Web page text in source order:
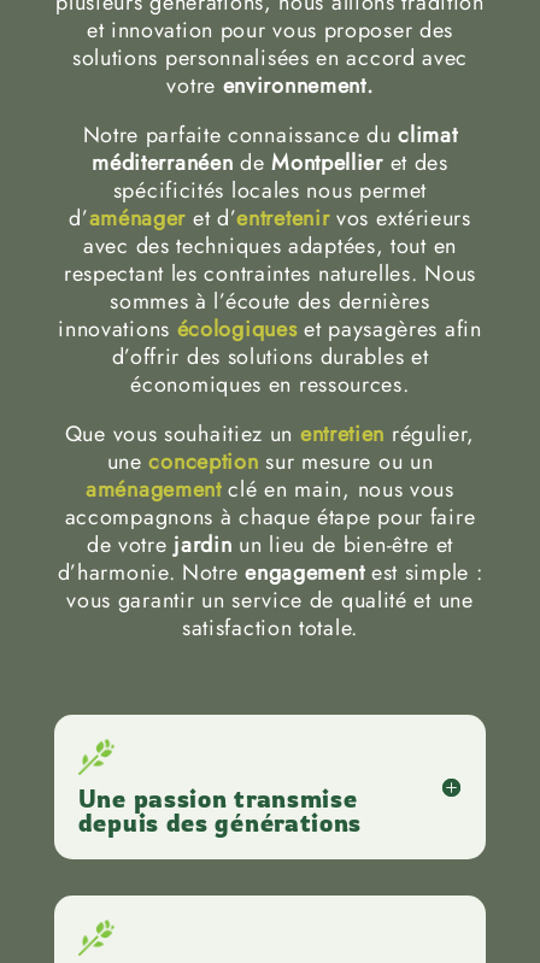
et innovation pour vous proposer des
solutions personnalisées en accord avec
votre environnement.
Notre parfaite connaissance duclimat
méditerranéen deMontpellieret des
spécificités locales nous permet
d’aménager et d’entretenir vos extérieurs
avec des techniques adaptées, tout en
respectant les contraintes naturelles. Nous
sommes à l’écoute des dernières
innovations écologiques et paysagères afin
d’offrir des solutions durables et
économiques en ressources.
Que vous souhaitiez un entretien régulier,
uneconception sur mesure ou un
aménagement clé en main, nous vous
accompagnons à chaque étape pour faire
de votrejardin un lieu de bien-être et
d’harmonie. Notreengagementest simple :
vous garantir un service de qualité et une
satisfaction totale.
Une passion transmise
depuis des générations